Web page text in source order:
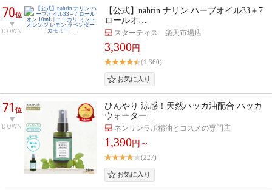
70位
DOWN
【公式】nahrin ナリン ハーブオイル33＋7
ロールオ…
スターティス 楽天市場店
3,300円
(1,360)
71位
DOWN
ひんやり 涼感！天然ハッカ油配合 ハッカ
ウォーター…
ネンリンラボ精油とコスメの専門店
1,390円～
(227)